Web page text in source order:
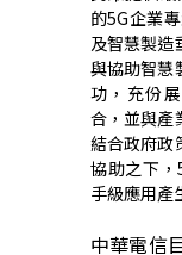
的5G企業
及智慧製造
與協助智慧
功，充份
合，並與產
結合政府政
協助之下
手級應用產
中華電信